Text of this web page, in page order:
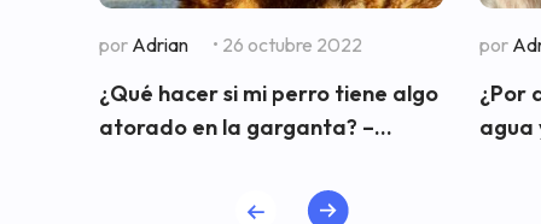
por Adrian • 26 octubre 2022
¿Qué hacer si mi perro tiene algo
atorado en la garganta? –...
por
¿Por
agua